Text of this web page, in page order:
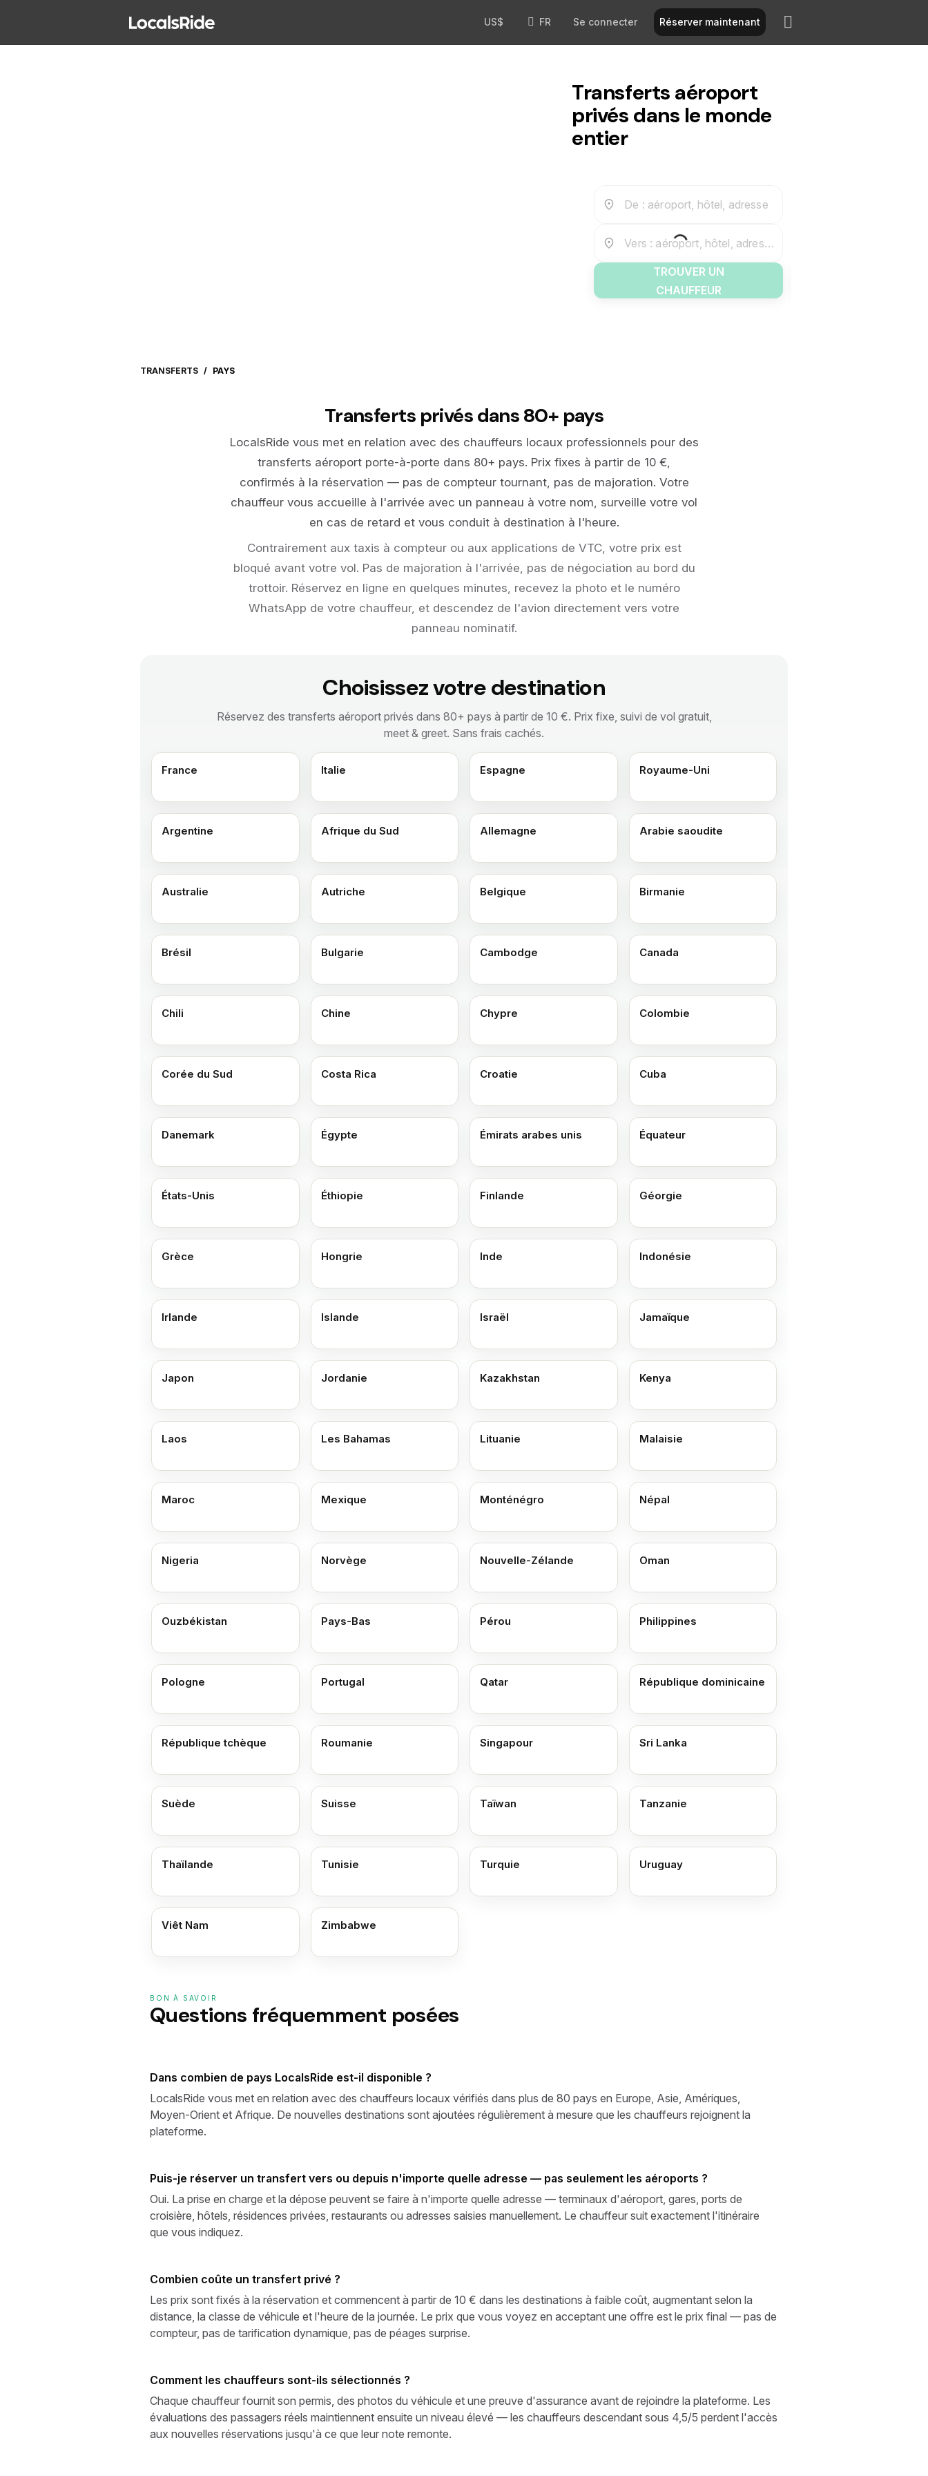
US$ FR Se connecter Réserver maintenant
Transferts aéroport
privés dans le monde
entier
De : aéroport, hôtel, adresse
Vers : aéroport, hôtel, adresse
TROUVER UN
CHAUFFEUR
TRANSFERTS / PAYS
Transferts privés dans 80+ pays
LocalsRide vous met en relation avec des chauffeurs locaux professionnels pour des
transferts aéroport porte-à-porte dans 80+ pays. Prix fixes à partir de 10 €,
confirmés à la réservation — pas de compteur tournant, pas de majoration. Votre
chauffeur vous accueille à l'arrivée avec un panneau à votre nom, surveille votre vol
en cas de retard et vous conduit à destination à l'heure.
Contrairement aux taxis à compteur ou aux applications de VTC, votre prix est
bloqué avant votre vol. Pas de majoration à l'arrivée, pas de négociation au bord du
trottoir. Réservez en ligne en quelques minutes, recevez la photo et le numéro
WhatsApp de votre chauffeur, et descendez de l'avion directement vers votre
panneau nominatif.
Choisissez votre destination
Réservez des transferts aéroport privés dans 80+ pays à partir de 10 €. Prix fixe, suivi de vol gratuit,
meet & greet. Sans frais cachés.
France Italie Espagne Royaume-Uni
Argentine Afrique du Sud Allemagne Arabie saoudite
Australie Autriche Belgique Birmanie
Brésil Bulgarie Cambodge Canada
Chili Chine Chypre Colombie
Corée du Sud Costa Rica Croatie Cuba
Danemark Égypte Émirats arabes unis Équateur
États-Unis Éthiopie Finlande Géorgie
Grèce Hongrie Inde Indonésie
Irlande Islande Israël Jamaïque
Japon Jordanie Kazakhstan Kenya
Laos Les Bahamas Lituanie Malaisie
Maroc Mexique Monténégro Népal
Nigeria Norvège Nouvelle-Zélande Oman
Ouzbékistan Pays-Bas Pérou Philippines
Pologne Portugal Qatar République dominicaine
République tchèque Roumanie Singapour Sri Lanka
Suède Suisse Taïwan Tanzanie
Thaïlande Tunisie Turquie Uruguay
Viêt Nam Zimbabwe
BON À SAVOIR
Questions fréquemment posées
Dans combien de pays LocalsRide est-il disponible ?
LocalsRide vous met en relation avec des chauffeurs locaux vérifiés dans plus de 80 pays en Europe, Asie, Amériques,
Moyen-Orient et Afrique. De nouvelles destinations sont ajoutées régulièrement à mesure que les chauffeurs rejoignent la
plateforme.
Puis-je réserver un transfert vers ou depuis n'importe quelle adresse — pas seulement les aéroports ?
Oui. La prise en charge et la dépose peuvent se faire à n'importe quelle adresse — terminaux d'aéroport, gares, ports de
croisière, hôtels, résidences privées, restaurants ou adresses saisies manuellement. Le chauffeur suit exactement l'itinéraire
que vous indiquez.
Combien coûte un transfert privé ?
Les prix sont fixés à la réservation et commencent à partir de 10 € dans les destinations à faible coût, augmentant selon la
distance, la classe de véhicule et l'heure de la journée. Le prix que vous voyez en acceptant une offre est le prix final — pas de
compteur, pas de tarification dynamique, pas de péages surprise.
Comment les chauffeurs sont-ils sélectionnés ?
Chaque chauffeur fournit son permis, des photos du véhicule et une preuve d'assurance avant de rejoindre la plateforme. Les
évaluations des passagers réels maintiennent ensuite un niveau élevé — les chauffeurs descendant sous 4,5/5 perdent l'accès
aux nouvelles réservations jusqu'à ce que leur note remonte.